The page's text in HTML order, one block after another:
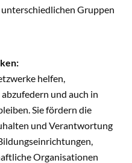
Gruppen
helfen,
und auch in
Sie fördern die
und Verantwortung
Organisationen